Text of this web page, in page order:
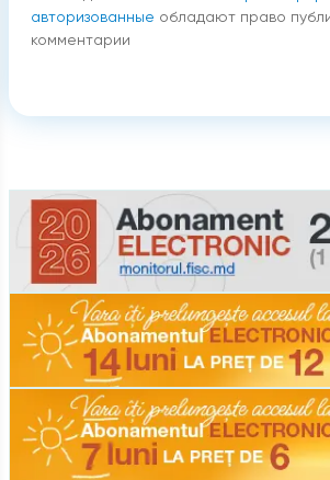
авторизованные обладают право
комментарии